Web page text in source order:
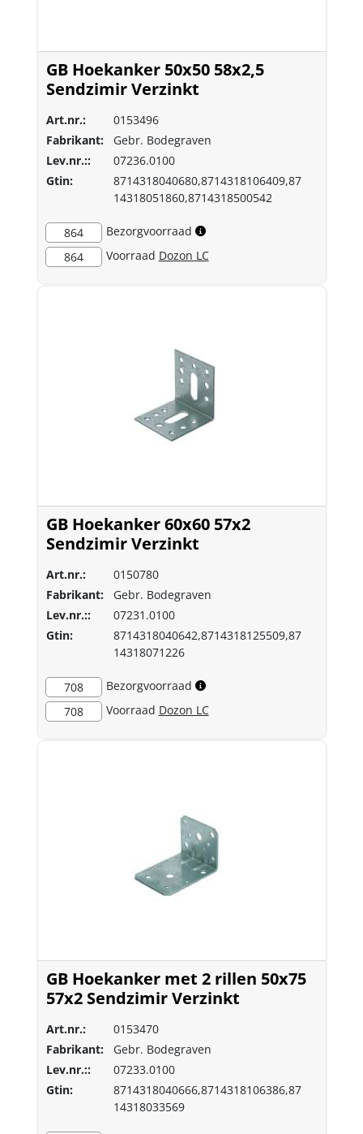
GB Hoekanker 50x50 58x2,5
Sendzimir Verzinkt
Art.nr.:
0153496
Fabrikant:
Gebr. Bodegraven
Lev.nr.::
07236.0100
Gtin:
8714318040680,8714318106409,87
14318051860,8714318500542
864
Bezorgvoorraad
864
Voorraad Dozon LC
GB Hoekanker 60x60 57x2
Sendzimir Verzinkt
Art.nr.:
0150780
Fabrikant:
Gebr. Bodegraven
Lev.nr.::
07231.0100
Gtin:
8714318040642,8714318125509,87
14318071226
708
Bezorgvoorraad
708
Voorraad Dozon LC
GB Hoekanker met 2 rillen 50x75
57x2 Sendzimir Verzinkt
Art.nr.:
0153470
Fabrikant:
Gebr. Bodegraven
Lev.nr.::
07233.0100
Gtin:
8714318040666,8714318106386,87
14318033569